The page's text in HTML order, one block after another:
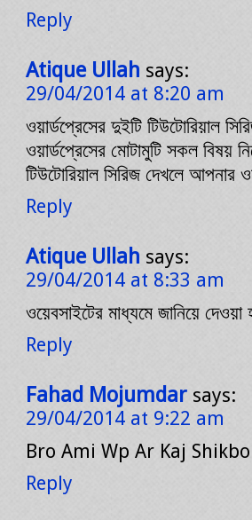
Reply
Atique Ullah says:
29/04/2014 at 8:20 am
ওয়ার্ডপ্রেসের দুইটি টিউটোরিয়াল
ওয়ার্ডপ্রেসের মোটামুটি সকল
টিউটোরিয়াল সিরিজ দেখলে আপনার
Reply
Atique Ullah says:
29/04/2014 at 8:33 am
ওয়েবসাইটের মাধ্যমে জানিয়ে দেওয়া
Reply
Fahad Mojumdar says:
29/04/2014 at 9:22 am
Bro Ami Wp Ar Kaj
Reply